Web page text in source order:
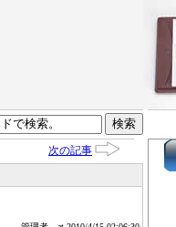
次の記事